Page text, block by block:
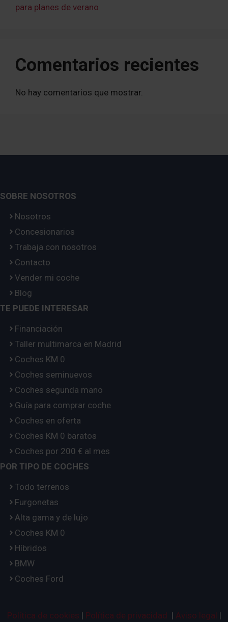
para planes de verano
Comentarios recientes
No hay comentarios que mostrar.
SOBRE NOSOTROS
Nosotros
Concesionarios
Trabaja con nosotros
Contacto
Vender mi coche
Blog
TE PUEDE INTERESAR
Financiación
Taller multimarca en Madrid
Coches KM 0
Coches seminuevos
Coches segunda mano
Guía para comprar coche
Coches en oferta
Coches KM 0 baratos
Coches por 200 € al mes
POR TIPO DE COCHES
Todo terrenos
Furgonetas
Alta gama y de lujo
Coches KM 0
Híbridos
BMW
Coches Ford
Política de cookies | Política de privacidad | Aviso legal |